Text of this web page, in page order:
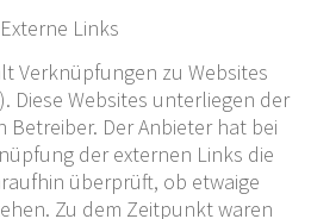
Links
Verknüpfungen zu Websites
Diese Websites unterliegen der
Betreiber. Der Anbieter hat bei
der externen Links die
überprüft, ob etwaige
Zu dem Zeitpunkt waren